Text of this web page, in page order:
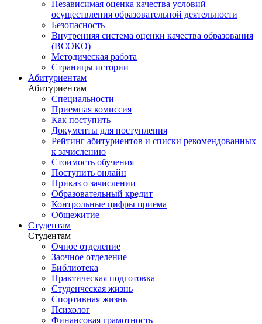
Независимая оценка качества условий
осуществления образовательной деятельности
Безопасность
Внутренняя система оценки качества образования
(ВСОКО)
Методическая работа
Страницы истории
Абитуриентам
Абитуриентам
Специальности
Приемная комиссия
Как поступить
Документы для поступления
Рейтинг абитуриентов и списки рекомендованных
к зачислению
Стоимость обучения
Поступить онлайн
Приказ о зачислении
Образовательный кредит
Контрольные цифры приема
Общежитие
Студентам
Студентам
Очное отделение
Заочное отделение
Библиотека
Практическая подготовка
Студенческая жизнь
Спортивная жизнь
Психолог
Финансовая грамотность